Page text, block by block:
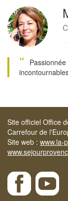
“
Site officiel Office
Carrefour de
Site web : www.la-